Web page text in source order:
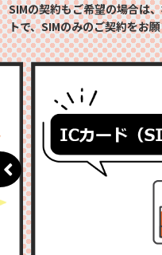
SIMの契約もご希望の場合は
トで、SIMのみのご契約をお